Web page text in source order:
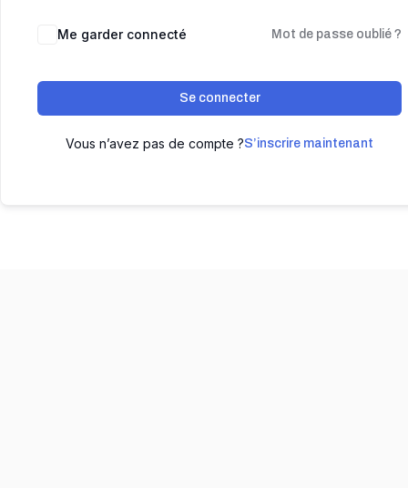
Me garder connecté Mot de passe oublié ?
Se connecter
Vous n’avez pas de compte ?S’inscrire maintenant